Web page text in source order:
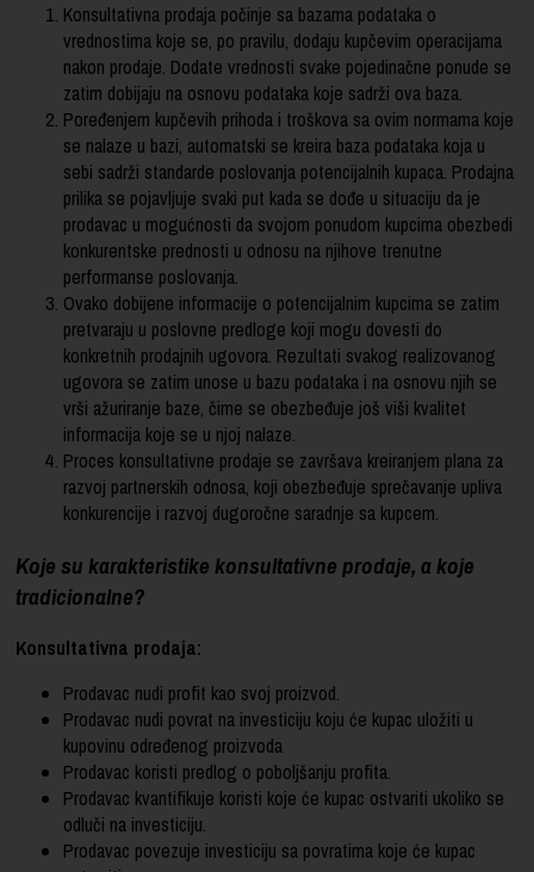
Konsultativna prodaja počinje sa bazama podataka o
vrednostima koje se, po pravilu, dodaju kupčevim operacijama
nakon prodaje. Dodate vrednosti svake pojedinačne ponude se
zatim dobijaju na osnovu podataka koje sadrži ova baza.
Poređenjem kupčevih prihoda i troškova sa ovim normama koje
se nalaze u bazi, automatski se kreira baza podataka koja u
sebi sadrži standarde poslovanja potencijalnih kupaca. Prodajna
prilika se pojavljuje svaki put kada se dođe u situaciju da je
prodavac u mogućnosti da svojom ponudom kupcima obezbedi
konkurentske prednosti u odnosu na njihove trenutne
performanse poslovanja.
Ovako dobijene informacije o potencijalnim kupcima se zatim
pretvaraju u poslovne predloge koji mogu dovesti do
konkretnih prodajnih ugovora. Rezultati svakog realizovanog
ugovora se zatim unose u bazu podataka i na osnovu njih se
vrši ažuriranje baze, čime se obezbeđuje još viši kvalitet
informacija koje se u njoj nalaze.
Proces konsultativne prodaje se završava kreiranjem plana za
razvoj partnerskih odnosa, koji obezbeđuje sprečavanje upliva
konkurencije i razvoj dugoročne saradnje sa kupcem.
Koje su karakteristike konsultativne prodaje, a koje
tradicionalne?
Konsultativna prodaja:
Prodavac nudi profit kao svoj proizvod.
Prodavac nudi povrat na investiciju koju će kupac uložiti u
kupovinu određenog proizvoda
Prodavac koristi predlog o poboljšanju profita.
Prodavac kvantifikuje koristi koje će kupac ostvariti ukoliko se
odluči na investiciju.
Prodavac povezuje investiciju sa povratima koje će kupac